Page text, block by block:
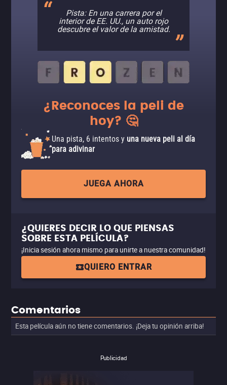
Pista: En una carrera por el
interior de EE. UU., un auto rojo
descubre el valor de la amistad.
¿Reconoces la peli de
hoy? 🤔
Una pista, 6 intentos y una nueva peli al día
para adivinar
JUEGA AHORA
¿QUIERES DECIR LO QUE PIENSAS
SOBRE ESTA PELÍCULA?
¡Inicia sesión ahora mismo para unirte a nuestra comunidad!
QUIERO ENTRAR
Comentarios
Esta película aún no tiene comentarios. ¡Deja tu opinión arriba!
Publicidad